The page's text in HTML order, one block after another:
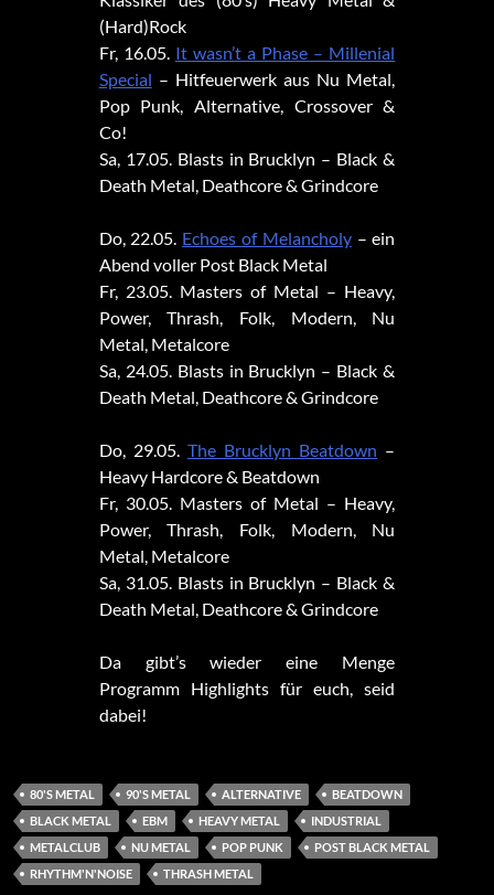
(Hard)Rock
Fr, 16.05. It wasn’t a Phase – Millenial
Special – Hitfeuerwerk aus Nu Metal,
Pop Punk, Alternative, Crossover &
Co!
Sa, 17.05. Blasts in Brucklyn – Black &
Death Metal, Deathcore & Grindcore
Do, 22.05. Echoes of Melancholy– ein
Abend voller Post Black Metal
Fr, 23.05. Masters of Metal – Heavy,
Power, Thrash, Folk, Modern, Nu
Metal, Metalcore
Sa, 24.05. Blasts in Brucklyn – Black &
Death Metal, Deathcore & Grindcore
Do, 29.05. The Brucklyn Beatdown –
Heavy Hardcore & Beatdown
Fr, 30.05. Masters of Metal – Heavy,
Power, Thrash, Folk, Modern, Nu
Metal, Metalcore
Sa, 31.05. Blasts in Brucklyn – Black &
Death Metal, Deathcore & Grindcore
Da gibt’s wieder eine Menge
Programm Highlights für euch, seid
dabei!
80'S METAL 90'S METAL ALTERNATIVE
BEATDOWN
BLACK METAL
EBM HEAVY METAL
INDUSTRIAL
METALCLUB
NU METAL POP PUNK
POST BLACK METAL
RHYTHM'N'NOISE
THRASH METAL